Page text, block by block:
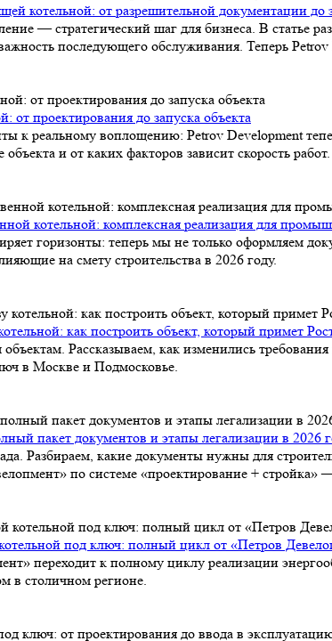
котельной: от разрешительной документации до
— стратегический шаг для бизнеса. В статье
последующего обслуживания. Теперь Petrov
от проектирования до запуска объекта
к реальному воплощению: Petrov Development
и от каких факторов зависит скорость работ.
котельной: комплексная реализация для
горизонты: теперь мы не только оформляем
на смету строительства в 2026 году.
как построить объект, который примет
Рассказываем, как изменились
в Москве и Подмосковье.
пакет документов и этапы легализации в 2026
Разбираем, какие документы нужны для
по системе «проектирование + стройка»
под ключ: полный цикл от «Петров
переходит к полному циклу реализации
в столичном регионе.